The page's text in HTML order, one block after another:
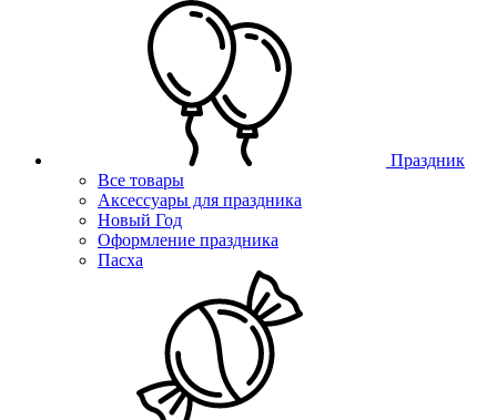
Праздник
Все товары
Аксессуары для праздника
Новый Год
Оформление праздника
Пасха